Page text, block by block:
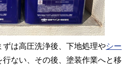
ずは高圧洗浄後、下地処理やシー
行ない、その後、塗装作業へと移